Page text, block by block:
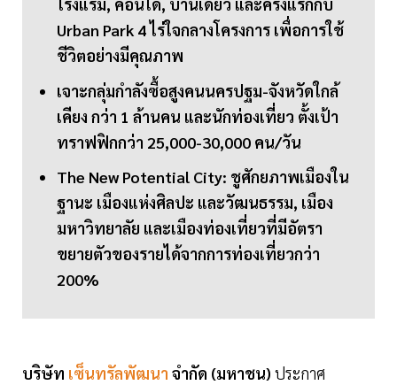
Urban Park 4 ไร่ใจกลางโครงการ เพื่อการใช้
ชีวิตอย่างมีคุณภาพ
เจาะกลุ่มกำลังซื้อสูงคนนครปฐม-จังหวัดใกล้
เคียง กว่า 1 ล้านคน และนักท่องเที่ยว ตั้งเป้า
ทราฟฟิกกว่า 25,000-30,000 คน/วัน
The New Potential City: ชูศักยภาพเมืองใน
ฐานะ เมืองแห่งศิลปะ และวัฒนธรรม, เมือง
มหาวิทยาลัย และเมืองท่องเที่ยวที่มีอัตรา
ขยายตัวของรายได้จากการท่องเที่ยวกว่า
200%
บริษัท เซ็นทรัลพัฒนา จำกัด (มหาชน) ประกาศ